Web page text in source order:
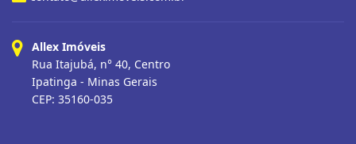
Allex Imóveis
Rua Itajubá, n° 40, Centro
Ipatinga - Minas Gerais
CEP: 35160-035